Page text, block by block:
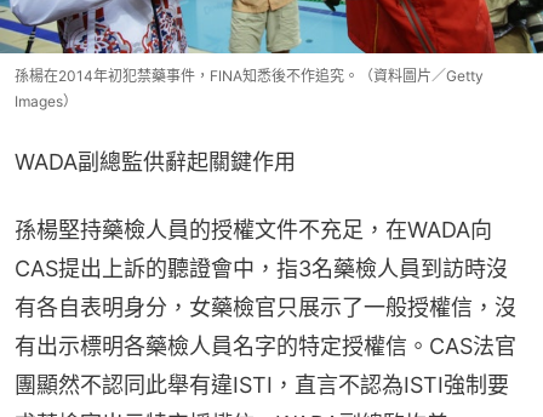
孫楊在2014年初犯禁藥事件，FINA知悉後不作追究。（資料圖片／Getty
Images）
WADA副總監供辭起關鍵作用
孫楊堅持藥檢人員的授權文件不充足，在WADA向
CAS提出上訴的聽證會中，指3名藥檢人員到訪時沒
有各自表明身分，女藥檢官只展示了一般授權信，沒
有出示標明各藥檢人員名字的特定授權信。CAS法官
團顯然不認同此舉有違ISTI，直言不認為ISTI強制要